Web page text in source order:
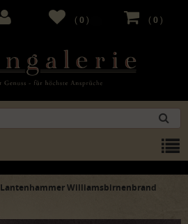
(0 )
(0 )
Lantenhammer Williamsbirnenbrand